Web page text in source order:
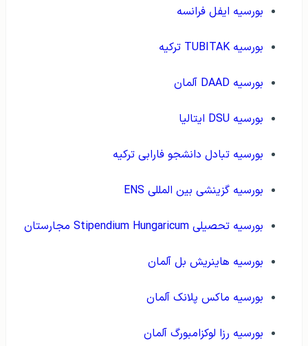
بورسیه ایفل فرانسه
بورسیه TUBITAK ترکیه
بورسیه DAAD آلمان
بورسیه DSU ایتالیا
بورسیه تبادل دانشجو فارابی ترکیه
بورسیه گزینشی بین المللی ENS
بورسیه تحصیلی Stipendium Hungaricum مجارستان
بورسیه هاینریش بل آلمان
بورسیه ماکس پلانک آلمان
بورسیه رزا لوکزامبورگ آلمان